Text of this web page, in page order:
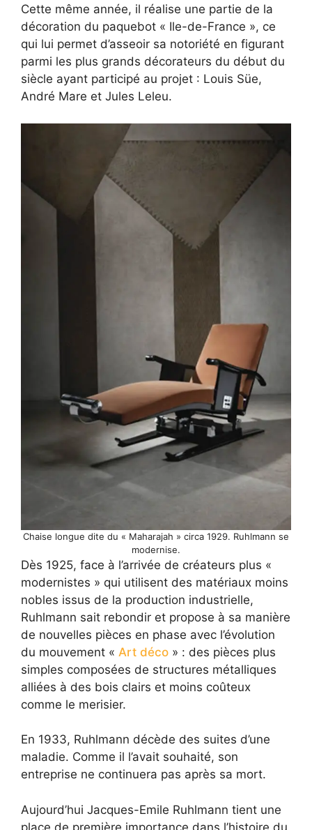
Cette même année, il réalise une partie de la
décoration du paquebot « Ile-de-France », ce
qui lui permet d’asseoir sa notoriété en figurant
parmi les plus grands décorateurs du début du
siècle ayant participé au projet : Louis Süe,
André Mare et Jules Leleu.
Chaise longue dite du « Maharajah » circa 1929. Ruhlmann se
modernise.
Dès 1925, face à l’arrivée de créateurs plus «
modernistes » qui utilisent des matériaux moins
nobles issus de la production industrielle,
Ruhlmann sait rebondir et propose à sa manière
de nouvelles pièces en phase avec l’évolution
du mouvement « Art déco » : des pièces plus
simples composées de structures métalliques
alliées à des bois clairs et moins coûteux
comme le merisier.
En 1933, Ruhlmann décède des suites d’une
maladie. Comme il l’avait souhaité, son
entreprise ne continuera pas après sa mort.
Aujourd’hui Jacques-Emile Ruhlmann tient une
place de première importance dans l’histoire du